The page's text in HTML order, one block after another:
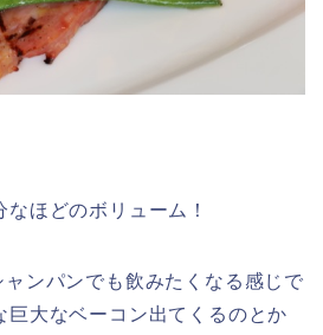
ほどのボリューム！
ンパンでも飲みたくなる感じで
巨大なベーコン出てくるのとか